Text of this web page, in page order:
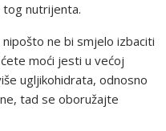
tog nutrijenta.
ne bi smjelo izbaciti
moći jesti u većoj
ugljikohidrata, odnosno
tad se oboružajte